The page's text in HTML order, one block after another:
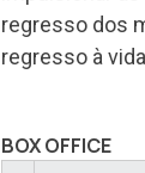
regresso dos
regresso à
BOX OFFICE